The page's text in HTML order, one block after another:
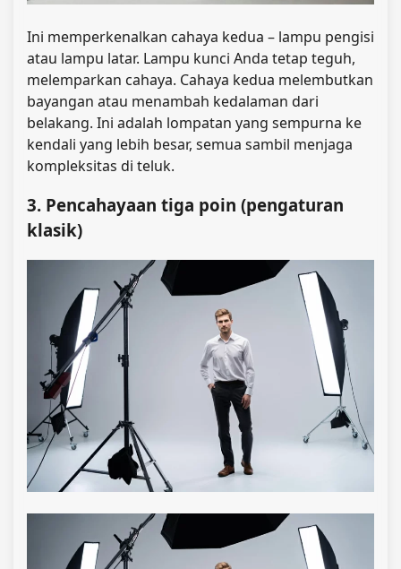
Ini memperkenalkan cahaya kedua – lampu pengisi
atau lampu latar. Lampu kunci Anda tetap teguh,
melemparkan cahaya. Cahaya kedua melembutkan
bayangan atau menambah kedalaman dari
belakang. Ini adalah lompatan yang sempurna ke
kendali yang lebih besar, semua sambil menjaga
kompleksitas di teluk.
3. Pencahayaan tiga poin (pengaturan
klasik)